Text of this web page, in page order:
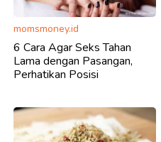
momsmoney.id
6 Cara Agar Seks Tahan
Lama dengan Pasangan,
Perhatikan Posisi